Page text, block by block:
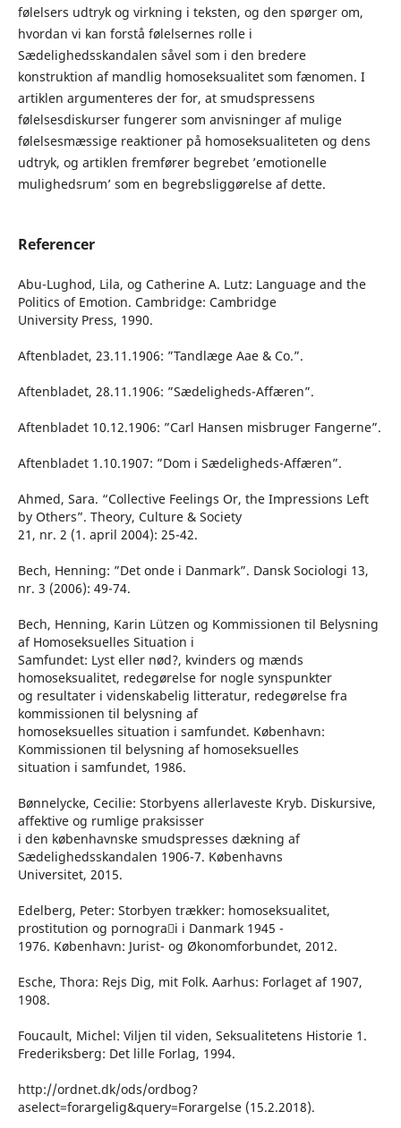
følelsers udtryk og virkning i teksten, og den spørger om,
hvordan vi kan forstå følelsernes rolle i
Sædelighedsskandalen såvel som i den bredere
konstruktion af mandlig homoseksualitet som fænomen. I
artiklen argumenteres der for, at smudspressens
følelsesdiskurser fungerer som anvisninger af mulige
følelsesmæssige reaktioner på homoseksualiteten og dens
udtryk, og artiklen fremfører begrebet ’emotionelle
mulighedsrum’ som en begrebsliggørelse af dette.
Referencer
Abu-Lughod, Lila, og Catherine A. Lutz: Language and the
Politics of Emotion. Cambridge: Cambridge
University Press, 1990.
Aftenbladet, 23.11.1906: ”Tandlæge Aae & Co.”.
Aftenbladet, 28.11.1906: ”Sædeligheds-Affæren”.
Aftenbladet 10.12.1906: ”Carl Hansen misbruger Fangerne”.
Aftenbladet 1.10.1907: ”Dom i Sædeligheds-Affæren”.
Ahmed, Sara. “Collective Feelings Or, the Impressions Left
by Others”. Theory, Culture & Society
21, nr. 2 (1. april 2004): 25-42.
Bech, Henning: ”Det onde i Danmark”. Dansk Sociologi 13,
nr. 3 (2006): 49-74.
Bech, Henning, Karin Lützen og Kommissionen til Belysning
af Homoseksuelles Situation i
Samfundet: Lyst eller nød?, kvinders og mænds
homoseksualitet, redegørelse for nogle synspunkter
og resultater i videnskabelig litteratur, redegørelse fra
kommissionen til belysning af
homoseksuelles situation i samfundet. København:
Kommissionen til belysning af homoseksuelles
situation i samfundet, 1986.
Bønnelycke, Cecilie: Storbyens allerlaveste Kryb. Diskursive,
affektive og rumlige praksisser
i den københavnske smudspresses dækning af
Sædelighedsskandalen 1906-7. Københavns
Universitet, 2015.
Edelberg, Peter: Storbyen trækker: homoseksualitet,
prostitution og pornogra􀏔i i Danmark 1945 -
1976. København: Jurist- og Økonomforbundet, 2012.
Esche, Thora: Rejs Dig, mit Folk. Aarhus: Forlaget af 1907,
1908.
Foucault, Michel: Viljen til viden, Seksualitetens Historie 1.
Frederiksberg: Det lille Forlag, 1994.
http://ordnet.dk/ods/ordbog?
aselect=forargelig&query=Forargelse (15.2.2018).